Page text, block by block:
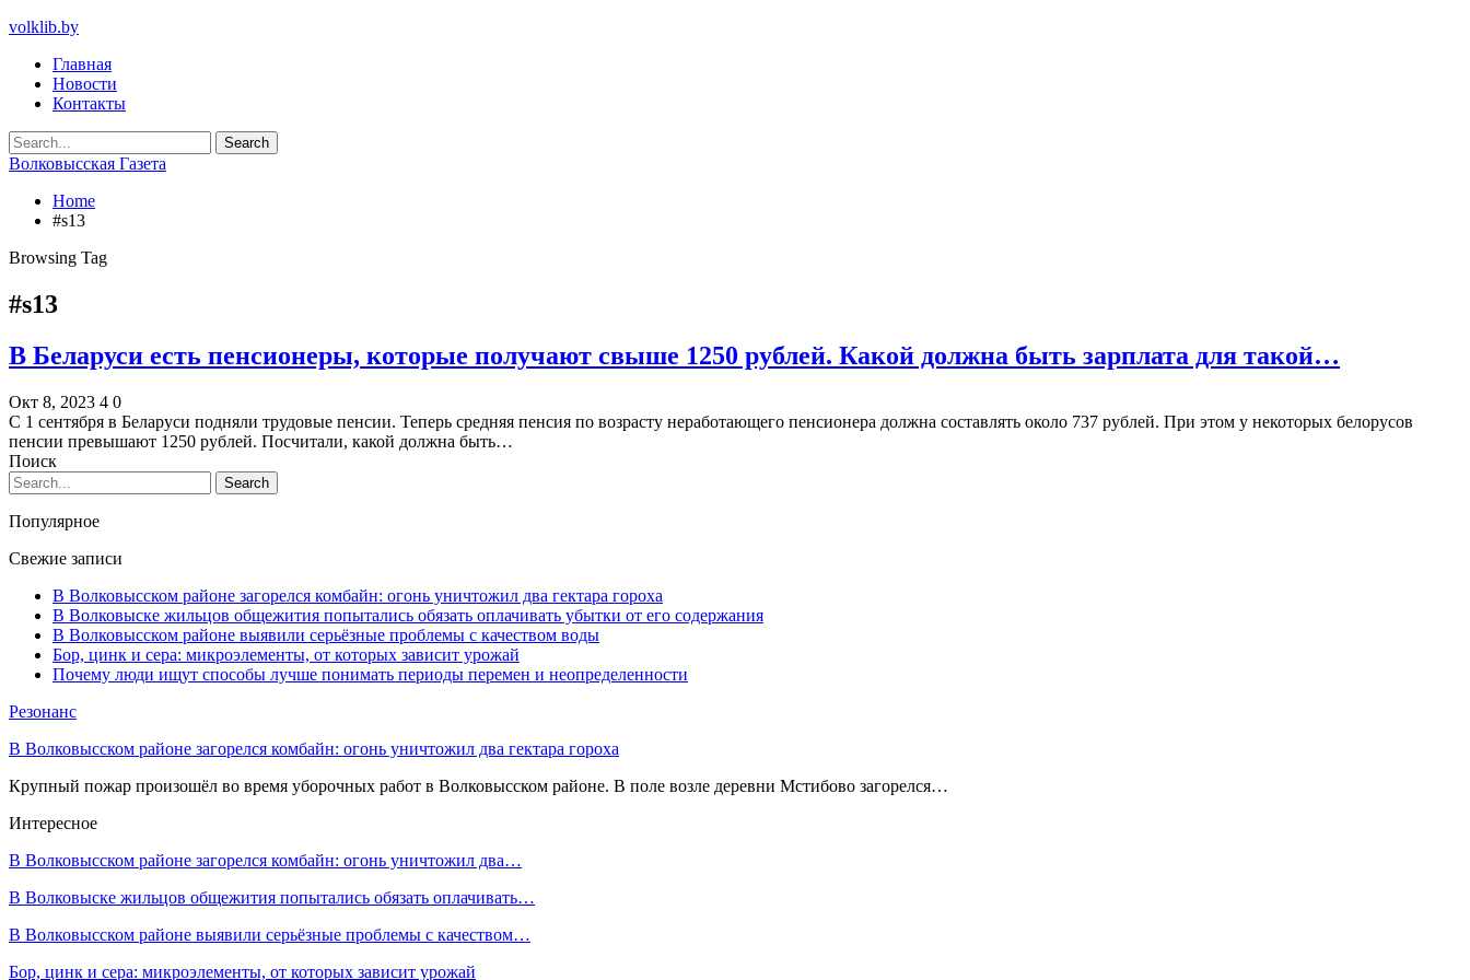
volklib.by
Главная
Новости
Контакты
Волковысская Газета
Home
#s13
Browsing Tag
#s13
В Беларуси есть пенсионеры, которые получают свыше 1250 рублей. Какой должна быть зарплата для такой…
Окт 8, 2023 4 0
С 1 сентября в Беларуси подняли трудовые пенсии. Теперь средняя пенсия по возрасту неработающего пенсионера должна составлять около 737 рублей. При этом у некоторых белорусов
пенсии превышают 1250 рублей. Посчитали, какой должна быть…
Поиск
Популярное
Свежие записи
В Волковысском районе загорелся комбайн: огонь уничтожил два гектара гороха
В Волковыске жильцов общежития попытались обязать оплачивать убытки от его содержания
В Волковысском районе выявили серьёзные проблемы с качеством воды
Бор, цинк и сера: микроэлементы, от которых зависит урожай
Почему люди ищут способы лучше понимать периоды перемен и неопределенности
Резонанс
В Волковысском районе загорелся комбайн: огонь уничтожил два гектара гороха
Крупный пожар произошёл во время уборочных работ в Волковысском районе. В поле возле деревни Мстибово загорелся…
Интересное
В Волковысском районе загорелся комбайн: огонь уничтожил два…
В Волковыске жильцов общежития попытались обязать оплачивать…
В Волковысском районе выявили серьёзные проблемы с качеством…
Бор, цинк и сера: микроэлементы, от которых зависит урожай